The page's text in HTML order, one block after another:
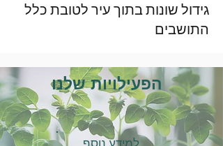
גידול שונות בתוך עיר לטובת כלל
התושבים
הפעילויות שלנו
למידע נוסף